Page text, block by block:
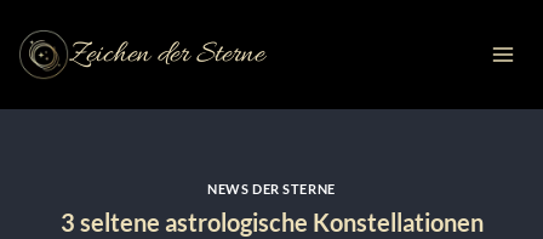
Inhalt
springenZeichen der Sterne
NEWS DER STERNE
3 seltene astrologische Konstellationen